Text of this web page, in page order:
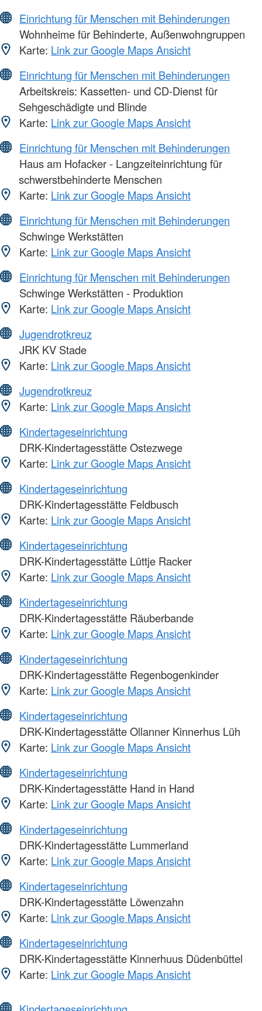
Einrichtung für Menschen mit Behinderungen
Wohnheime für Behinderte, Außenwohngruppen
Karte: Link zur Google Maps Ansicht
Einrichtung für Menschen mit Behinderungen
Arbeitskreis: Kassetten- und CD-Dienst für
Sehgeschädigte und Blinde
Karte: Link zur Google Maps Ansicht
Einrichtung für Menschen mit Behinderungen
Haus am Hofacker - Langzeiteinrichtung für
schwerstbehinderte Menschen
Karte: Link zur Google Maps Ansicht
Einrichtung für Menschen mit Behinderungen
Schwinge Werkstätten
Karte: Link zur Google Maps Ansicht
Einrichtung für Menschen mit Behinderungen
Schwinge Werkstätten - Produktion
Karte: Link zur Google Maps Ansicht
Jugendrotkreuz
JRK KV Stade
Karte: Link zur Google Maps Ansicht
Jugendrotkreuz
Karte: Link zur Google Maps Ansicht
Kindertageseinrichtung
DRK-Kindertagesstätte Ostezwege
Karte: Link zur Google Maps Ansicht
Kindertageseinrichtung
DRK-Kindertagesstätte Feldbusch
Karte: Link zur Google Maps Ansicht
Kindertageseinrichtung
DRK-Kindertagesstätte Lüttje Racker
Karte: Link zur Google Maps Ansicht
Kindertageseinrichtung
DRK-Kindertagesstätte Räuberbande
Karte: Link zur Google Maps Ansicht
Kindertageseinrichtung
DRK-Kindertagesstätte Regenbogenkinder
Karte: Link zur Google Maps Ansicht
Kindertageseinrichtung
DRK-Kindertagesstätte Ollanner Kinnerhus Lüh
Karte: Link zur Google Maps Ansicht
Kindertageseinrichtung
DRK-Kindertagesstätte Hand in Hand
Karte: Link zur Google Maps Ansicht
Kindertageseinrichtung
DRK-Kindertagesstätte Lummerland
Karte: Link zur Google Maps Ansicht
Kindertageseinrichtung
DRK-Kindertagesstätte Löwenzahn
Karte: Link zur Google Maps Ansicht
Kindertageseinrichtung
DRK-Kindertagesstätte Kinnerhuus Düdenbüttel
Karte: Link zur Google Maps Ansicht